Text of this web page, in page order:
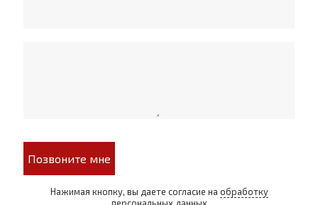
Позвоните мне
Нажимая кнопку, вы даете согласие на обработку